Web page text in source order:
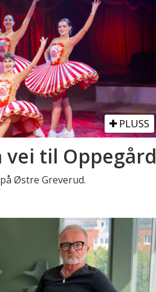
PLUSS
vei til Oppegård
Østre Greverud.